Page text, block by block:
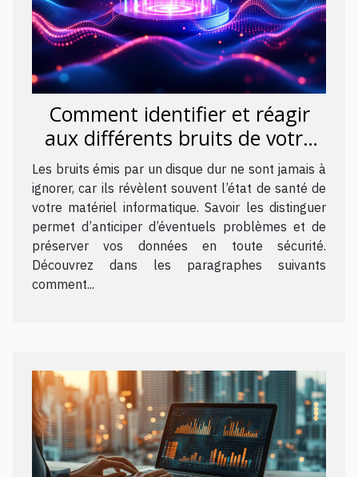
Comment identifier et réagir
aux différents bruits de votre
disque dur ?
Les bruits émis par un disque dur ne sont jamais à
ignorer, car ils révèlent souvent l’état de santé de
votre matériel informatique. Savoir les distinguer
permet d’anticiper d’éventuels problèmes et de
préserver vos données en toute sécurité.
Découvrez dans les paragraphes suivants
comment...